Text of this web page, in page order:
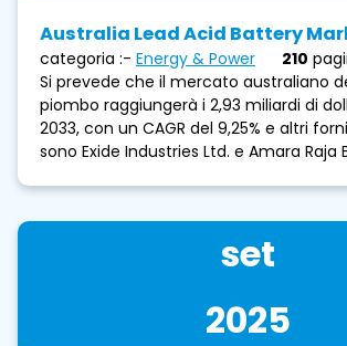
Australia Lead Acid Battery
categoria :- Energy & Power 210
Si prevede che il mercato australiano
piombo raggiungerà i 2,93 miliardi di
2033, con un CAGR del 9,25% e altri
sono Exide Industries Ltd. e Amara Raja
set
2025